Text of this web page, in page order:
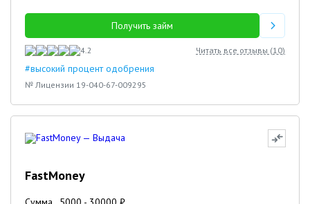
Получить займ
4.2 Читать все отзывы (10)
#высокий процент одобрения
№ Лицензии 19-040-67-009295
FastMoney